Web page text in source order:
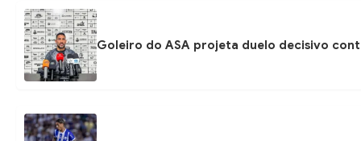
Goleiro do ASA projeta duelo decisivo